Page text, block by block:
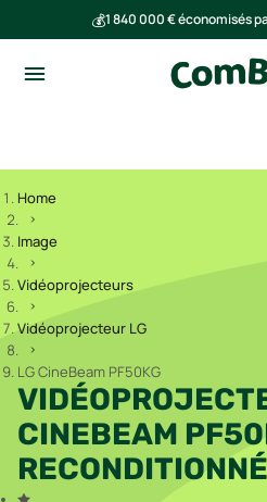
💰1 840 000 € économisés
Home
Image
Vidéoprojecteurs
Vidéoprojecteur LG
LG CineBeam PF50KG
CINEBEAM
RECONDITIONNÉ